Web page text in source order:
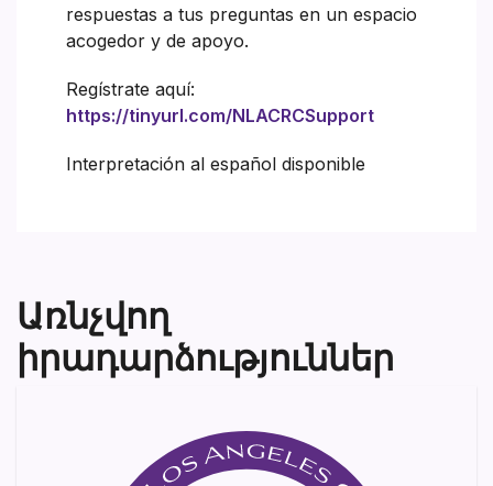
respuestas a tus preguntas en un espacio
acogedor y de apoyo.
Regístrate aquí:
https://tinyurl.com/NLACRCSupport
Interpretación al español disponible
Առնչվող
իրադարձություններ